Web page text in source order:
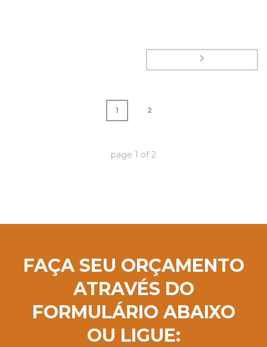
1 2
page 1 of2
FAÇA SEU ORÇAMENTO
ATRAVÉS DO
FORMULÁRIO ABAIXO
OU LIGUE: